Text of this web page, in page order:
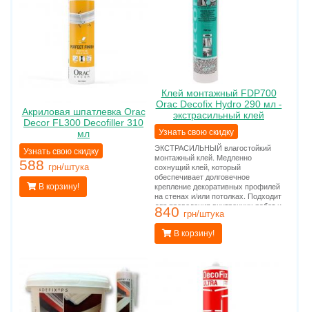
Акриловая шпатлевка Orac
Decor FL300 Decofiller 310
мл
Узнать свою скидку
588 грн/штука
В корзину!
Клей монтажный FDP700
Orac Decofix Hydro 290 мл -
экстрасильный клей
Узнать свою скидку
ЭКСТРАСИЛЬНЫЙ влагостойкий
монтажный клей. Медленно
сохнущий клей, который
обеспечивает долговечное
крепление декоративных профилей
на стенах и/или потолках. Подходит
для проведения внутренних работ и
применения на пористых
поверхностях. Применяется во
влажных помещениях (ванных.
бассейнах, наружных работах).
840 грн/штука
В корзину!